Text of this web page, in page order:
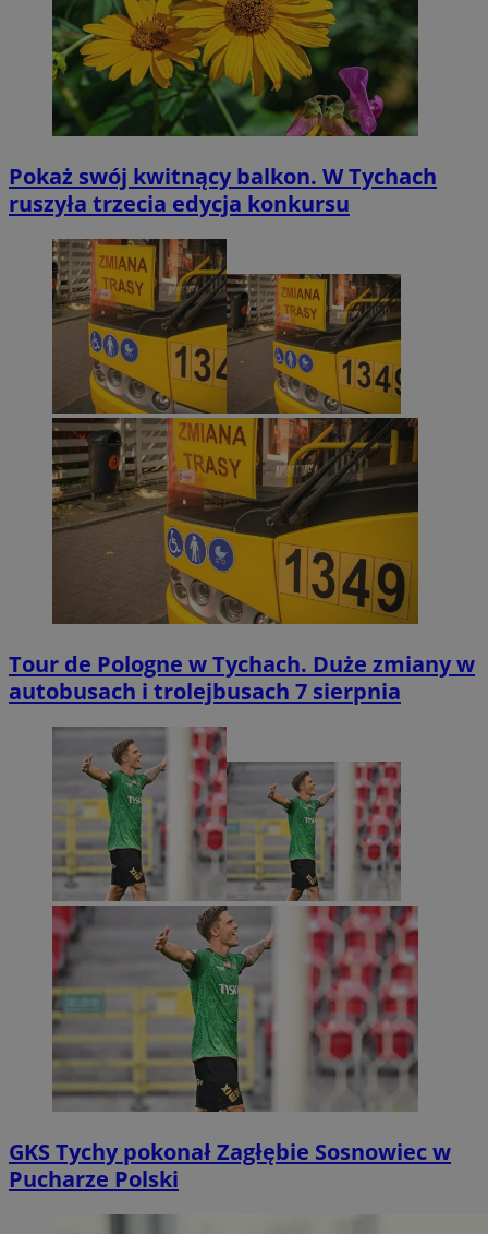
Pokaż swój kwitnący balkon. W Tychach
ruszyła trzecia edycja konkursu
Tour de Pologne w Tychach. Duże zmiany w
autobusach i trolejbusach 7 sierpnia
GKS Tychy pokonał Zagłębie Sosnowiec w
Pucharze Polski